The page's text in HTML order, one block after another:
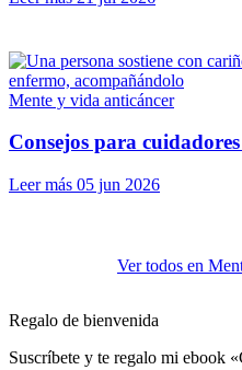
Mente y vida anticáncer
Consejos para
Leer más 05 jun 2026
Ver todos en
Regalo de bienvenida
Suscríbete y te regalo mi ebook